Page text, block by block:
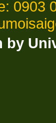
0903
by